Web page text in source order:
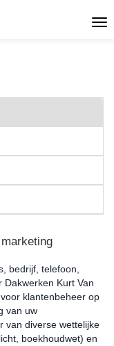
bedrijf, telefoon,
Kurt Van
klantenbeheer op
van uw
van diverse wettelijke
boekhoudwet) en